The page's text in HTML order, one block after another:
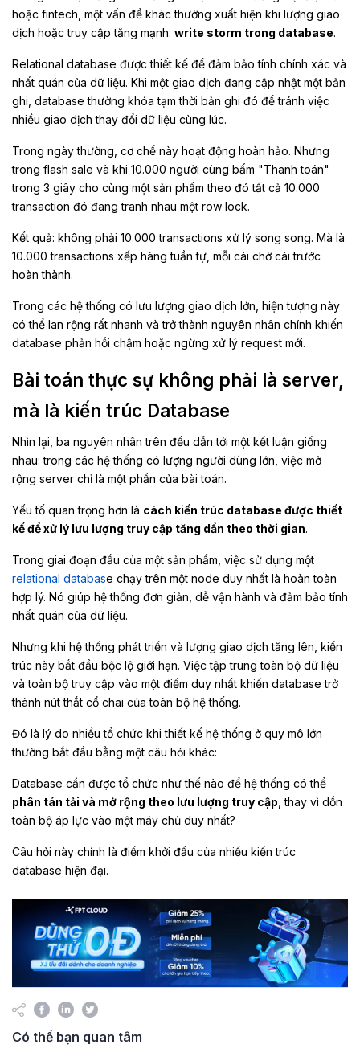
hoặc fintech, một vấn đề khác thường xuất hiện khi lượng giao
dịch hoặc truy cập tăng mạnh: write storm trong database.
Relational database được thiết kế để đảm bảo tính chính xác và
nhất quán của dữ liệu. Khi một giao dịch đang cập nhật một bản
ghi, database thường khóa tạm thời bản ghi đó để tránh việc
nhiều giao dịch thay đổi dữ liệu cùng lúc.
Trong ngày thường, cơ chế này hoạt động hoàn hảo. Nhưng
trong flash sale và khi 10.000 người cùng bấm "Thanh toán"
trong 3 giây cho cùng một sản phẩm theo đó tất cả 10.000
transaction đó đang tranh nhau một row lock.
Kết quả: không phải 10.000 transactions xử lý song song. Mà là
10.000 transactions xếp hàng tuần tự, mỗi cái chờ cái trước
hoàn thành.
Trong các hệ thống có lưu lượng giao dịch lớn, hiện tượng này
có thể lan rộng rất nhanh và trở thành nguyên nhân chính khiến
database phản hồi chậm hoặc ngừng xử lý request mới.
Bài toán thực sự không phải là server,
mà là kiến trúc Database
Nhìn lại, ba nguyên nhân trên đều dẫn tới một kết luận giống
nhau: trong các hệ thống có lượng người dùng lớn, việc mở
rộng server chỉ là một phần của bài toán.
Yếu tố quan trọng hơn là cách kiến trúc database được thiết
kế để xử lý lưu lượng truy cập tăng dần theo thời gian.
Trong giai đoạn đầu của một sản phẩm, việc sử dụng một
relational database chạy trên một node duy nhất là hoàn toàn
hợp lý. Nó giúp hệ thống đơn giản, dễ vận hành và đảm bảo tính
nhất quán của dữ liệu.
Nhưng khi hệ thống phát triển và lượng giao dịch tăng lên, kiến
trúc này bắt đầu bộc lộ giới hạn. Việc tập trung toàn bộ dữ liệu
và toàn bộ truy cập vào một điểm duy nhất khiến database trở
thành nút thắt cổ chai của toàn bộ hệ thống.
Đó là lý do nhiều tổ chức khi thiết kế hệ thống ở quy mô lớn
thường bắt đầu bằng một câu hỏi khác:
Database cần được tổ chức như thế nào để hệ thống có thể
phân tán tải và mở rộng theo lưu lượng truy cập , thay vì dồn
toàn bộ áp lực vào một máy chủ duy nhất?
Câu hỏi này chính là điểm khởi đầu của nhiều kiến trúc
database hiện đại.
Có thể bạn quan tâm